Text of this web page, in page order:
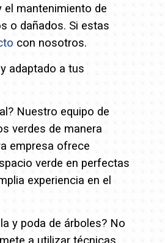
el mantenimiento de
o dañados. Si estas
con nosotros.
adaptado a tus
Nuestro equipo de
verdes de manera
empresa ofrece
verde en perfectas
experiencia en el
y poda de árboles? No